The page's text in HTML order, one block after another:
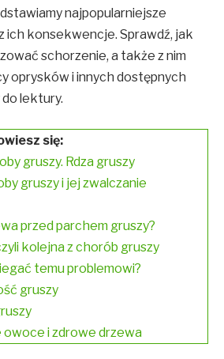
najpopularniejsze
ich konsekwencje. Sprawdź, jak
schorzenie, a także z nim
oprysków i innych dostępnych
lektury.
się:
gruszy. Rdza gruszy
gruszy i jej zwalczanie
przed parchem gruszy?
kolejna z chorób gruszy
temu problemowi?
gruszy
owoce i zdrowe drzewa